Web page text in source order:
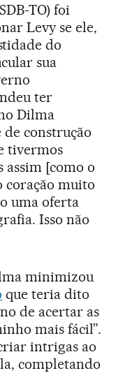
TO) foi
Levy se ele,
do
sua
ter
Dilma
de construção
tivermos
assim [como o
coração muito
uma oferta
Isso não
minimizou
que teria dito
de acertar as
mais fácil”.
intrigas ao
completando